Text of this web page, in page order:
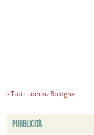
- Tutti i libri su Bologna
PUBBLICITÀ